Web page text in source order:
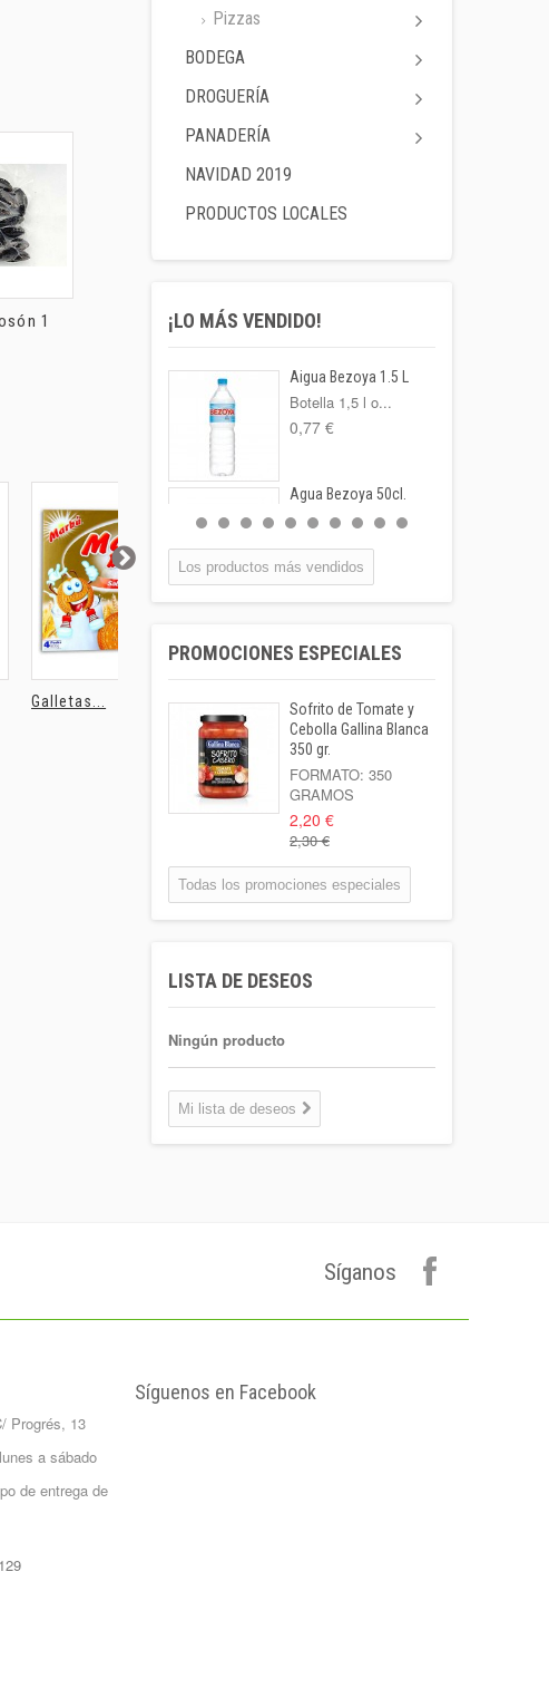
1
Galletas... Suavizante...
Pizzas
BODEGA
DROGUERÍA
PANADERÍA
NAVIDAD 2019
PRODUCTOS LOCALES
¡LO MÁS VENDIDO!
Aigua Bezoya 1.5 L
Botella 1,5 l o...
0,77 €
Agua Bezoya 50cl.
FORMATO:
0,55 €
Lata 33cl
Leche Coaliment
Semidesnatada
Botella 1l o...
1,02 €
Patata Kenebeck 1
Kilo
Formato: 1 Kilo
1,95 €
L
Lata 33cl
Lata 33cl
0,75 €
kgrs...
1,50 €
FORMATO:
GARRAFA...
Los productos más vendidos
PROMOCIONES ESPECIALES
Sofrito de Tomate y
Cebolla Gallina Blanca
350 gr.
FORMATO: 350
GRAMOS
2,20 €
2,30 €
Todas los promociones especiales
LISTA DE DESEOS
Ningún producto
Mi lista de deseos
Síganos
Progrés, 13
a sábado
de entrega de
Síguenos en Facebook